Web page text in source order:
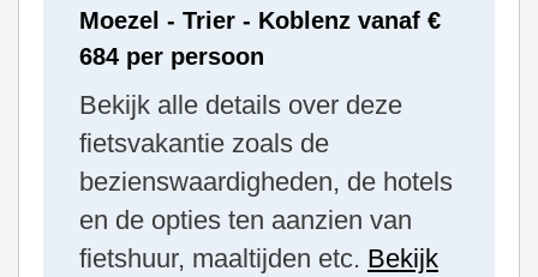
Moezel - Trier - Koblenz vanaf €
684 per persoon
Bekijk alle details over deze
fietsvakantie zoals de
bezienswaardigheden, de hotels
en de opties ten aanzien van
fietshuur, maaltijden etc. Bekijk